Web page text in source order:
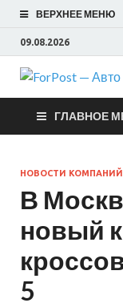
ВЕРХНЕЕ МЕНЮ
09.08.2026
ГЛАВНОЕ
НОВОСТИ КОМПАНИЙ
В
новый
5